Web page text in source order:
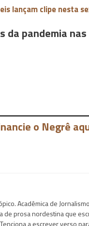
lançam clipe nesta
da pandemia
o Negrê
Acadêmica de
de prosa nordestina que
a escrever verso